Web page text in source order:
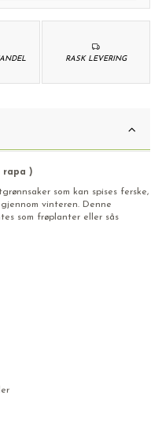
RASK LEVERING
rapa )
som kan spises ferske,
vinteren. Denne
som frøplanter eller sås